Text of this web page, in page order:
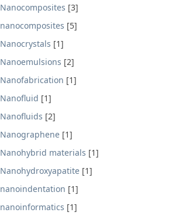
Nanocomposites [3]
nanocomposites [5]
Nanocrystals [1]
Nanoemulsions [2]
Nanofabrication [1]
Nanofluid [1]
Nanofluids [2]
Nanographene [1]
Nanohybrid materials [1]
Nanohydroxyapatite [1]
nanoindentation [1]
nanoinformatics [1]